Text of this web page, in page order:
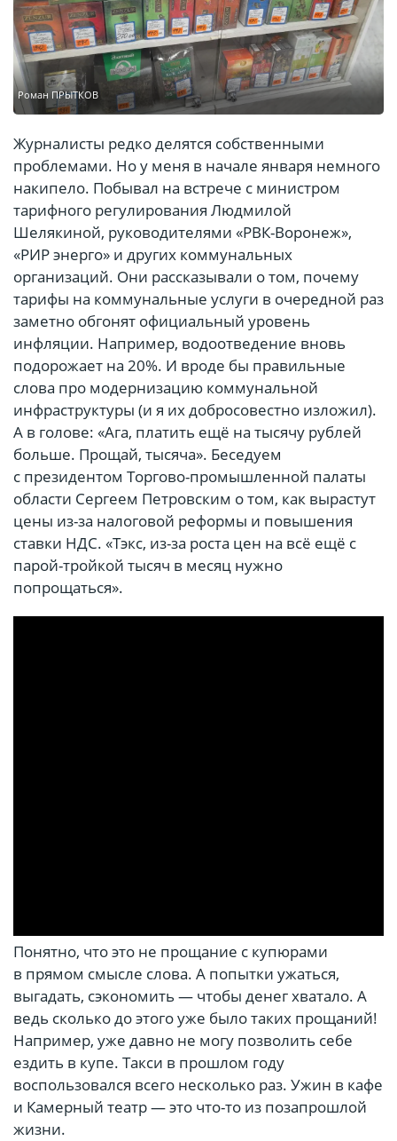
Роман ПРЫТКОВ
Журналисты редко делятся собственными
проблемами. Но у меня в начале января немного
накипело. Побывал на встрече с министром
тарифного регулирования Людмилой
Шелякиной, руководителями «РВК-Воронеж»,
«РИР энерго» и других коммунальных
организаций. Они рассказывали о том, почему
тарифы на коммунальные услуги в очередной раз
заметно обгонят официальный уровень
инфляции. Например, водоотведение вновь
подорожает на 20%. И вроде бы правильные
слова про модернизацию коммунальной
инфраструктуры (и я их добросовестно изложил).
А в голове: «Ага, платить ещё на тысячу рублей
больше. Прощай, тысяча». Беседуем
с президентом Торгово-промышленной палаты
области Сергеем Петровским о том, как вырастут
цены из-за налоговой реформы и повышения
ставки НДС. «Тэкс, из-за роста цен на всё ещё с
парой-тройкой тысяч в месяц нужно
попрощаться».
Понятно, что это не прощание с купюрами
в прямом смысле слова. А попытки ужаться,
выгадать, сэкономить — чтобы денег хватало. А
ведь сколько до этого уже было таких прощаний!
Например, уже давно не могу позволить себе
ездить в купе. Такси в прошлом году
воспользовался всего несколько раз. Ужин в кафе
и Камерный театр — это что-то из позапрошлой
жизни.